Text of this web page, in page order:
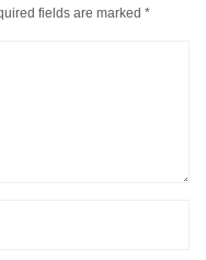
fields are marked *